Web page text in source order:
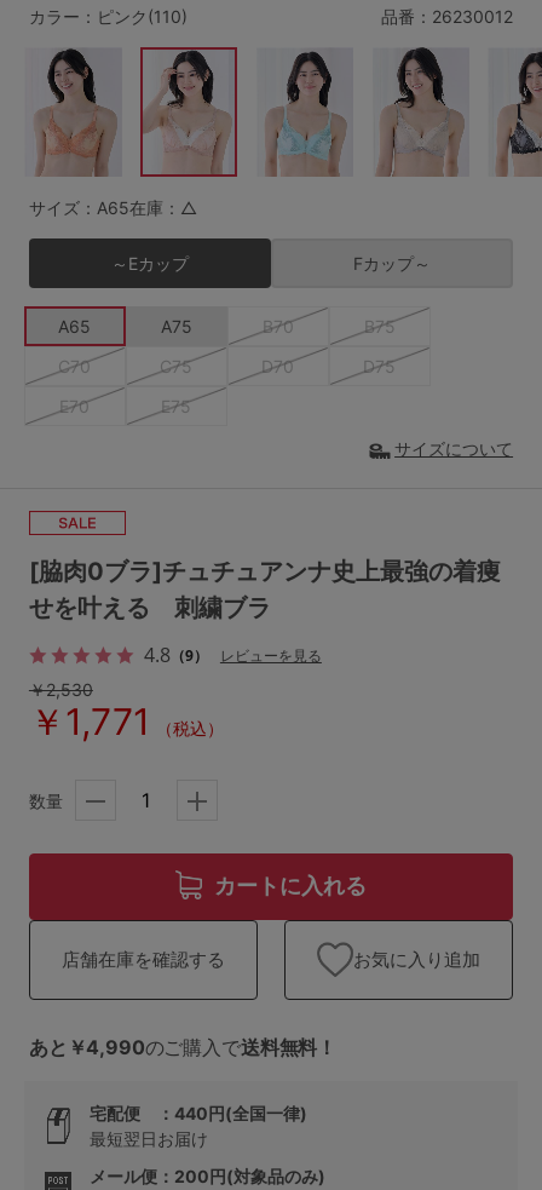
H70
SS M
L LL
M-AB M-CD
L-CD L-EF
LL-EF
価格帯から探す
～999円 1,000～1,999円
2,000～2,999円 3,000～3,999円
4,000円～
セールアイテムから探す
セールアイテム
その他から探す
新着アイテム
ランキング
WEB限定アイテム
検索を閉じる
品番： 26230012
[脇肉0ブラ]チュチュアンナ史上最強の着痩
せを叶える 刺繍ブラ
4.8（9）
レビューを見る
￥2,530
￥1,771 （税込）
カラー：ピンク(110)
サイズ：A65在庫：△
～Eカップ Fカップ～
A65 A75 B70
B75
C70
C75 D70
D75
E70
E75
サイズについて
数量
カートに入れる
店舗在庫を確認する お気に入り追加
あと￥4,990のご購入で送料無料！
宅配便 ：440円(全国一律)
最短翌日お届け
メール便：200円(対象品のみ)